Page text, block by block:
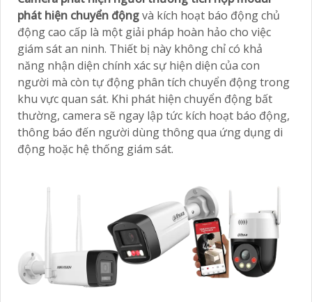
phát hiện chuyển độngvà kích hoạt báo động chủ
động cao cấp là một giải pháp hoàn hảo cho việc
giám sát an ninh. Thiết bị này không chỉ có khả
năng nhận diện chính xác sự hiện diện của con
người mà còn tự động phân tích chuyển động trong
khu vực quan sát. Khi phát hiện chuyển động bất
thường, camera sẽ ngay lập tức kích hoạt báo động,
thông báo đến người dùng thông qua ứng dụng di
động hoặc hệ thống giám sát.